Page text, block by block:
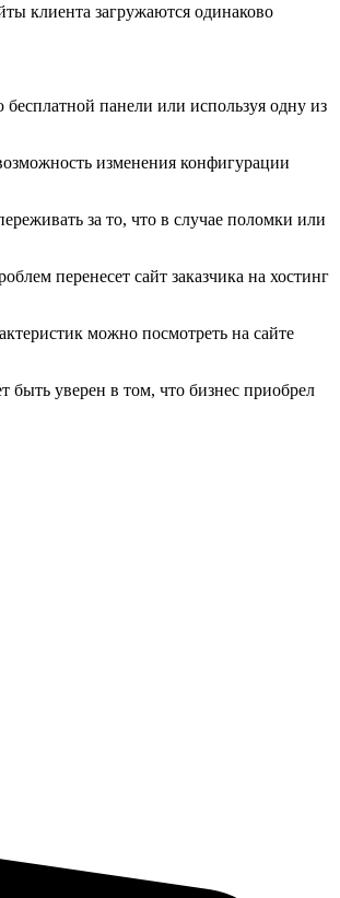
клиента загружаются одинаково
панели или используя одну из
изменения конфигурации
за то, что в случае поломки или
перенесет сайт заказчика на хостинг
можно посмотреть на сайте
быть уверен в том, что бизнес приобрел